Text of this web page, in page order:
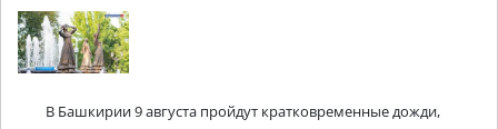
В Башкирии 9 августа пройдут кратковременные дожди,